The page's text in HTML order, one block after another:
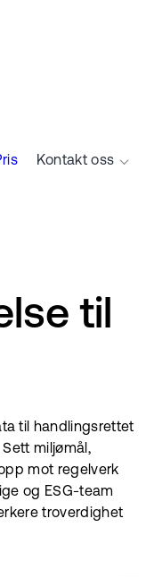
Kontakt oss
til
til handlingsrettet
miljømål,
mot regelverk
og ESG-team
troverdighet